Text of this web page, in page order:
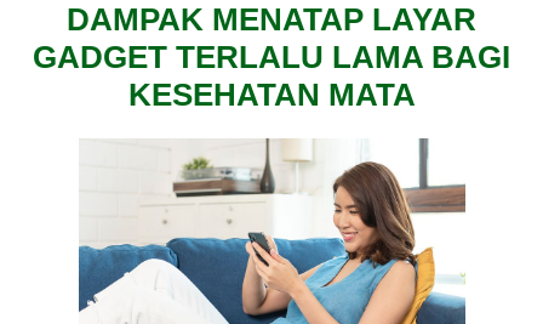
DAMPAK MENATAP LAYAR
GADGET TERLALU LAMA BAGI
KESEHATAN MATA